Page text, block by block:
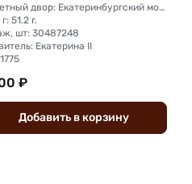
Монетный двор: Екатеринбургский монетный двор
51.2 г.
шт: 30487248
Екатерина II
₽
Добавить вкорзину